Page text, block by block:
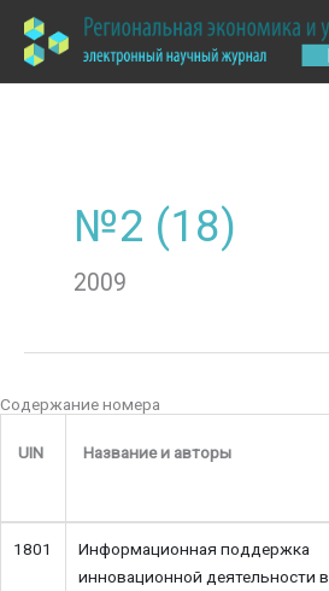
содержимому
№2 (18)
2009
Содержание номера
UIN Название и авторы
1801
Информационная поддержка
инновационной деятельности в